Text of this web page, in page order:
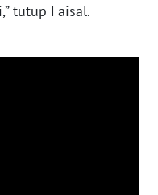
tutup Faisal.